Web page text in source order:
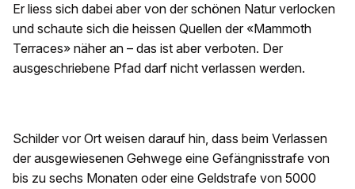
Er liess sich dabei aber von der schönen Natur verlocken
und schaute sich die heissen Quellen der «Mammoth
Terraces» näher an – das ist aber verboten. Der
ausgeschriebene Pfad darf nicht verlassen werden.
Schilder vor Ort weisen darauf hin, dass beim Verlassen
der ausgewiesenen Gehwege eine Gefängnisstrafe von
bis zu sechs Monaten oder eine Geldstrafe von 5000